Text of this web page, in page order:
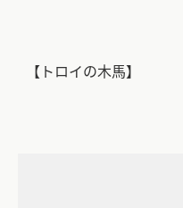
【トロイの木馬】